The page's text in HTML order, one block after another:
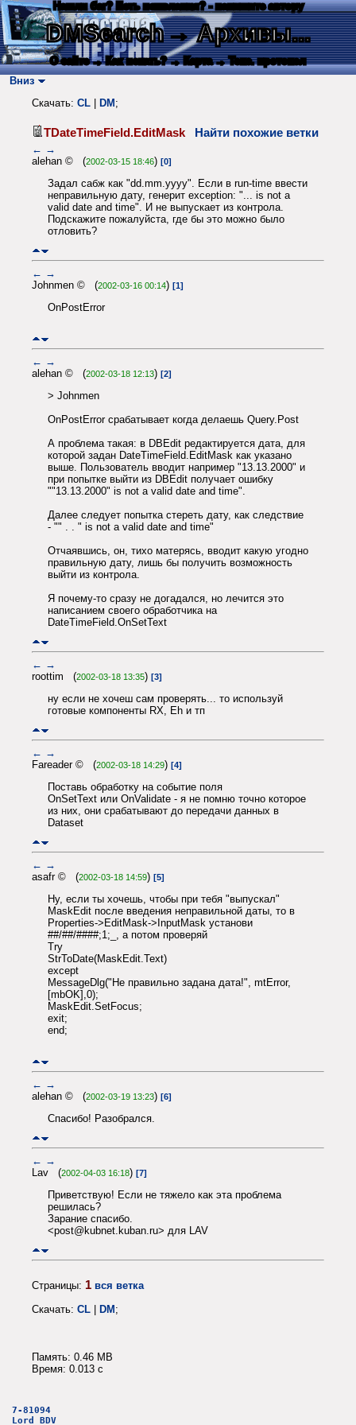
Нашли баг? Есть пожелания? - напишите автору
DMSearch→ Архивы...
О сайте → Как искать? → Карта → Текс. протокол
Вниз
Скачать: CL DM ;
TDateTimeField.EditMask Найти похожие ветки
← →
alehan © (2002-03-15 18:46) [0]
Задал сабж как "dd.mm.yyyy". Если в run-time ввести
неправильную дату, генерит exception: "... is not a
valid date and time". И не выпускает из контрола.
Подскажите пожалуйста, где бы это можно было
отловить?
← →
Johnmen © (2002-03-16 00:14) [1]
OnPostError
← →
alehan © (2002-03-18 12:13) [2]
> Johnmen
OnPostError срабатывает когда делаешь Query.Post
А проблема такая: в DBEdit редактируется дата, для
которой задан DateTimeField.EditMask как указано
выше. Пользователь вводит например "13.13.2000" и
при попытке выйти из DBEdit получает ошибку
""13.13.2000" is not a valid date and time".
Далее следует попытка стереть дату, как следствие
- "" . . " is not a valid date and time"
Отчаявшись, он, тихо матерясь, вводит какую угодно
правильную дату, лишь бы получить возможность
выйти из контрола.
Я почему-то сразу не догадался, но лечится это
написанием своего обработчика на
DateTimeField.OnSetText
← →
roottim (2002-03-18 13:35) [3]
ну если не хочеш сам проверять... то используй
готовые компоненты RX, Eh и тп
← →
Fareader © (2002-03-18 14:29) [4]
Поставь обработку на событие поля
OnSetText или OnValidate - я не помню точно которое
из них, они срабатывают до передачи данных в
Dataset
← →
asafr © (2002-03-18 14:59) [5]
Ну, если ты хочешь, чтобы при тебя "выпускал"
MaskEdit после введения неправильной даты, то в
Properties->EditMask->InputMask установи
##/##/####;1;_, а потом проверяй
Try
StrToDate(MaskEdit.Text)
except
MessageDlg("Не правильно задана дата!", mtError,
[mbOK],0);
MaskEdit.SetFocus;
exit;
end;
← →
alehan © (2002-03-19 13:23) [6]
Спасибо! Разобрался.
← →
Lav (2002-04-03 16:18) [7]
Приветствую! Если не тяжело как эта проблема
решилась?
Зарание спасибо.
<post@kubnet.kuban.ru> для LAV
Страницы: 1 вся ветка
Скачать: CL | DM;
Память: 0.46 MB
Время: 0.013 c
7-81094
Lord BDV